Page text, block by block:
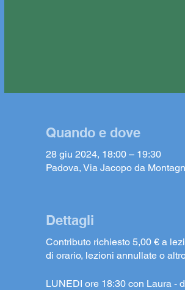
Quando e dove
28 giu 2024, 18:00 – 19:30
Padova, Via Jacopo da
Dettagli
Contributo richiesto 5,00 € a
di orario, lezioni annullate o
LUNEDI ore 18:30 con Laura -